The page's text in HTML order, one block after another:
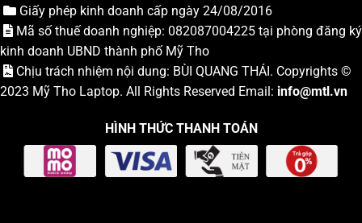
Giấy phép kinh doanh cấp ngày 24/08/2016
Mã số thuế doanh nghiệp: 082087004225 tại phòng đăng ký
kinh doanh UBND thành phố Mỹ Tho
Chịu trách nhiệm nội dung: BÙI QUANG THÁI. Copyrights ©
2023 Mỹ Tho Laptop. All Rights Reserved Email: info@mtl.vn
HÌNH THỨC THANH TOÁN